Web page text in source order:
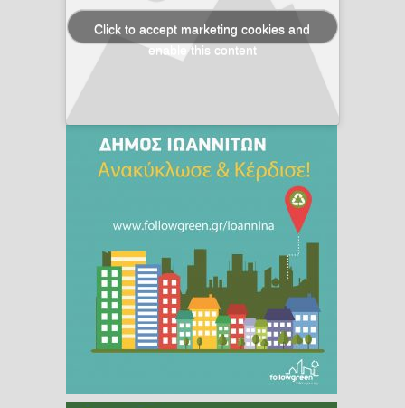
Click to accept marketing cookies and
enable this content